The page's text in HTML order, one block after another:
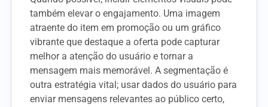
também elevar o engajamento. Uma imagem
atraente do item em promoção ou um gráfico
vibrante que destaque a oferta pode capturar
melhor a atenção do usuário e tornar a
mensagem mais memorável. A segmentação é
outra estratégia vital; usar dados do usuário para
enviar mensagens relevantes ao público certo,